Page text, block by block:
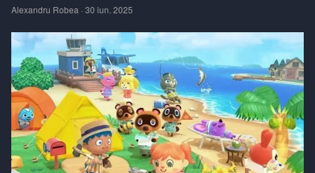
clasice îndrăgite la titluri complet noi, iată o privire asupra a ceea ce n
Alexandru Robea · 30 iun. 2025